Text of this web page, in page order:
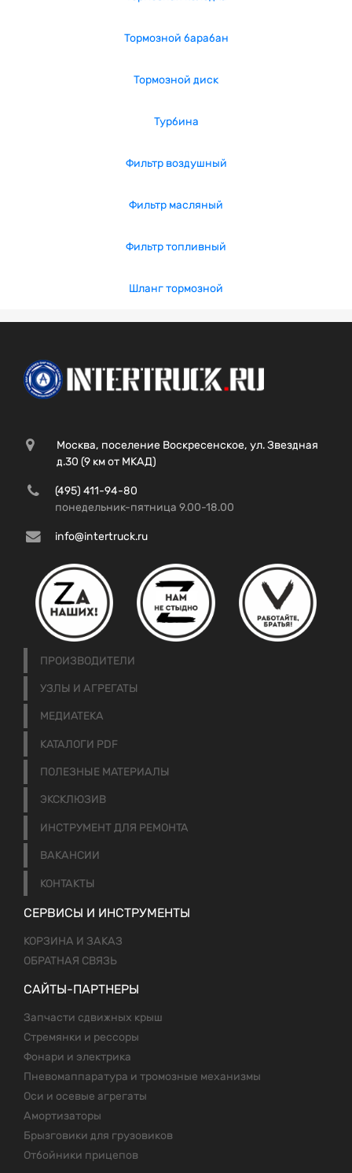
Тормозной барабан
Тормозной диск
Турбина
Фильтр воздушный
Фильтр масляный
Фильтр топливный
Шланг тормозной
Москва, поселение Воскресенское, ул. Звездная
д.30 (9 км от МКАД)
(495) 411-94-80
понедельник-пятница 9.00-18.00
info@intertruck.ru
ПРОИЗВОДИТЕЛИ
УЗЛЫ И АГРЕГАТЫ
МЕДИАТЕКА
КАТАЛОГИ PDF
ПОЛЕЗНЫЕ МАТЕРИАЛЫ
ЭКСКЛЮЗИВ
ИНСТРУМЕНТ ДЛЯ РЕМОНТА
ВАКАНСИИ
КОНТАКТЫ
СЕРВИСЫ И ИНСТРУМЕНТЫ
КОРЗИНА И ЗАКАЗ
ОБРАТНАЯ СВЯЗЬ
САЙТЫ-ПАРТНЕРЫ
Запчасти сдвижных крыш
Стремянки и рессоры
Фонари и электрика
Пневомаппаратура и тромозные механизмы
Оси и осевые агрегаты
Амортизаторы
Брызговики для грузовиков
Отбойники прицепов